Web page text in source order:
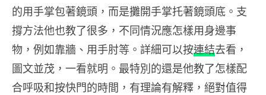
的用手掌包著鏡頭，而是攤開手掌托著鏡頭底。支
撐方法他也教了很多，不同情況應怎樣用身邊事
物，例如靠牆、用手肘等。詳細可以按連結去看，
圖文並茂，一看就明。最特別的還是他教了怎樣配
合呼吸和按快門的時間，有理論有解釋，絕對值得